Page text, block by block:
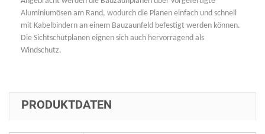
Aluminiumösen am Rand, wodurch die Planen einfach und schnell
mit Kabelbindern an einem Bauzaunfeld befestigt werden können.
Die Sichtschutplanen eignen sich auch hervorragend als
Windschutz.
PRODUKTDATEN